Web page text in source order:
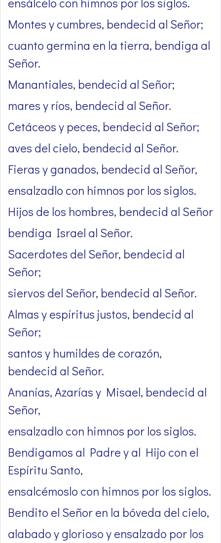
Montes y cumbres, bendecid al Señor;
cuanto germina en la tierra, bendiga al
Señor.
Manantiales, bendecid al Señor;
mares y ríos, bendecid al Señor.
Cetáceos y peces, bendecid al Señor;
aves del cielo, bendecid al Señor.
Fieras y ganados, bendecid al Señor,
ensalzadlo con himnos por los siglos.
Hijos de los hombres, bendecid al Señor
bendiga Israel al Señor.
Sacerdotes del Señor, bendecid al
Señor;
siervos del Señor, bendecid al Señor.
Almas y espíritus justos, bendecid al
Señor;
santos y humildes de corazón,
bendecid al Señor.
Ananías, Azarías y Misael, bendecid al
Señor,
ensalzadlo con himnos por los siglos.
Bendigamos al Padre y al Hijo con el
Espíritu Santo,
ensalcémoslo con himnos por los siglos.
Bendito el Señor en la bóveda del cielo,
alabado y glorioso y ensalzado por los